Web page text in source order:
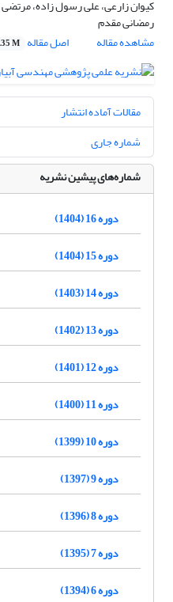
کیوان زارعی، علی رسول زاده،
رمضانی مقدم
مشاهده مقاله
اصل مقاله M
مقالات آماده انتشار
شماره جاری
شماره‌های پیشین نشریه
دوره 16 (1404)
دوره 15 (1404)
دوره 14 (1403)
دوره 13 (1402)
دوره 12 (1401)
دوره 11 (1400)
دوره 10 (1399)
دوره 9 (1397)
دوره 8 (1396)
دوره 7 (1395)
دوره 6 (1394)